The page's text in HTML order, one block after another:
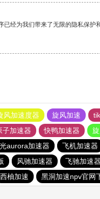
已经为我们带来了无限的隐私保护
风加速度器 旋风加速
子加速器 快鸭加速器
aurora加速器 飞机加速器
风驰加速器 飞驰加速器
西柚加速 黑洞加速npv官网